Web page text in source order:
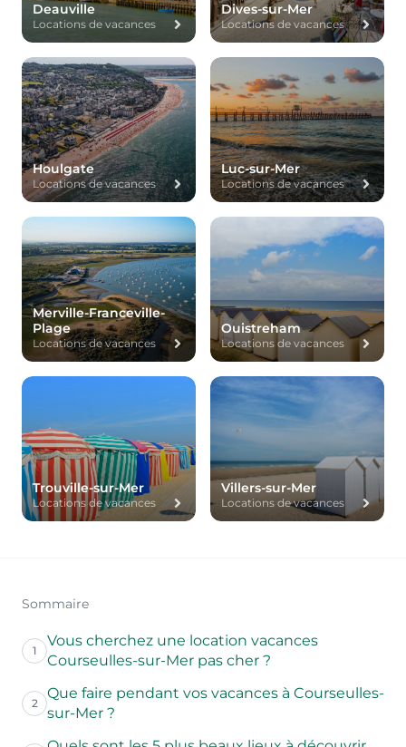
Deauville
Locations de vacances
Dives-sur-Mer
Locations de vacances
Houlgate
Locations de vacances
Luc-sur-Mer
Locations de vacances
Merville-Franceville-
Plage
Locations de vacances
Ouistreham
Locations de vacances
Trouville-sur-Mer
Locations de vacances
Villers-sur-Mer
Locations de vacances
Sommaire
1
Vous cherchez une location vacances
Courseulles-sur-Mer pas cher ?
2
Que faire pendant vos vacances à Courseulles-
sur-Mer ?